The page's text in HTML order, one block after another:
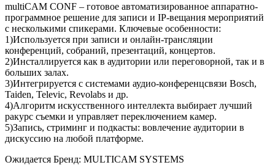
multiCAM CONF – готовое автоматизированное аппаратно-
программное решение для записи и IP-вещания мероприятий
с несколькими спикерами. Ключевые особенности:
1)Используется при записи и онлайн-трансляции
конференций, собраний, презентаций, концертов.
2)Инсталлируется как в аудитории или переговорной, так и в
больших залах.
3)Интегрируется с системами аудио-конференцсвязи Bosch,
Taiden, Televic, Revolabs и др.
4)Алгоритм искусственного интеллекта выбирает лучший
ракурс съемки и управляет переключением камер.
5)Запись, стриминг и подкасты: вовлечение аудитории в
дискуссию на любой платформе.
Ожидается Бренд: MULTICAM SYSTEMS